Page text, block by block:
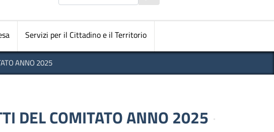
principale
Servizi per il Cittadino e il Territorio
ANNO 2025
DEL COMITATO ANNO 2025